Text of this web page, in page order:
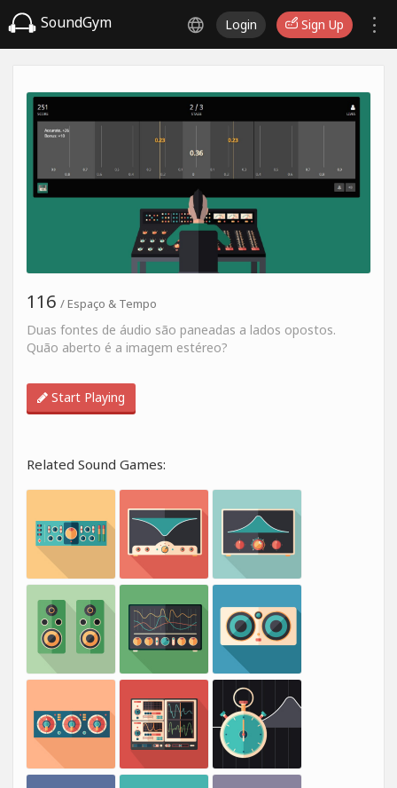
SoundGym Login Sign Up
116 / Espaço & Tempo
Duas fontes de áudio são paneadas a lados opostos.
Quão aberto é a imagem estéreo?
Start Playing
Related Sound Games: